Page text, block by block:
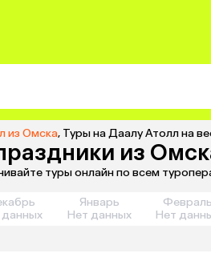
из Омска, Туры на Даалу Атолл на
из
туры онлайн по всем
Январь
Нет данных
Февраль
Нет